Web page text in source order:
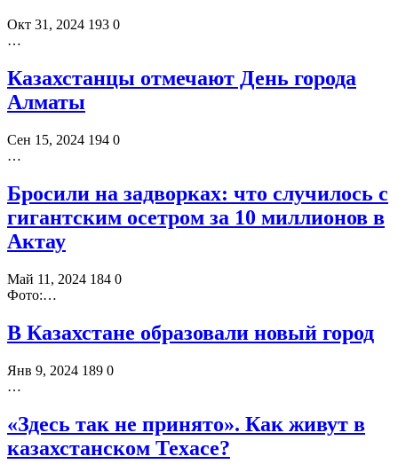
Окт 31, 2024 193 0
…
Казахстанцы отмечают День города
Алматы
Сен 15, 2024 194 0
…
Бросили на задворках: что случилось с
гигантским осетром за 10 миллионов в
Актау
Май 11, 2024 184 0
Фото:…
В Казахстане образовали новый город
Янв 9, 2024 189 0
…
«Здесь так не принято». Как живут в
казахстанском Техасе?